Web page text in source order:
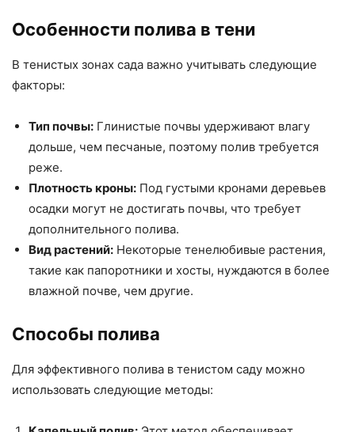
Особенности полива в тени
В тенистых зонах сада важно учитывать следующие
факторы:
Тип почвы: Глинистые почвы удерживают влагу
дольше, чем песчаные, поэтому полив требуется
реже.
Плотность кроны: Под густыми кронами деревьев
осадки могут не достигать почвы, что требует
дополнительного полива.
Вид растений: Некоторые тенелюбивые растения,
такие как папоротники и хосты, нуждаются в более
влажной почве, чем другие.
Способы полива
Для эффективного полива в тенистом саду можно
использовать следующие методы: